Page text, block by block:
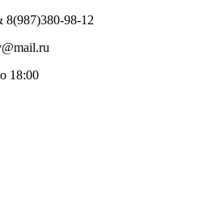
8(987)380-98-12
18:00